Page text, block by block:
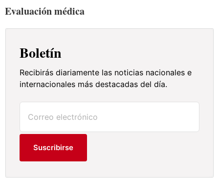
Evaluación médica
Boletín
Recibirás diariamente las noticias nacionales e
internacionales más destacadas del día.
Suscribirse